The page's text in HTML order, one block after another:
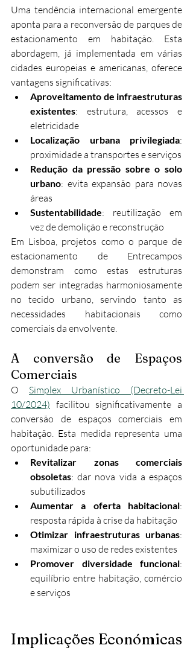
Uma tendência internacional emergente
aponta para a reconversão de parques de
estacionamento em habitação. Esta
abordagem, já implementada em várias
cidades europeias e americanas, oferece
vantagens significativas:
Aproveitamento de infraestruturas
existentes: estrutura, acessos e
eletricidade
Localização urbana privilegiada:
proximidade a transportes e serviços
Redução da pressão sobre o solo
urbano: evita expansão para novas
áreas
Sustentabilidade: reutilização em
vez de demolição e reconstrução
Em Lisboa, projetos como o parque de
estacionamento de Entrecampos
demonstram como estas estruturas
podem ser integradas harmoniosamente
no tecido urbano, servindo tanto as
necessidades habitacionais como
comerciais da envolvente.
A conversão de Espaços
Comerciais
O Simplex Urbanístico (Decreto-Lei
10/2024) facilitou significativamente a
conversão de espaços comerciais em
habitação. Esta medida representa uma
oportunidade para:
Revitalizar zonas comerciais
obsoletas: dar nova vida a espaços
subutilizados
Aumentar a oferta habitacional:
resposta rápida à crise da habitação
Otimizar infraestruturas urbanas:
maximizar o uso de redes existentes
Promover diversidade funcional:
equilíbrio entre habitação, comércio
e serviços
Implicações Económicas